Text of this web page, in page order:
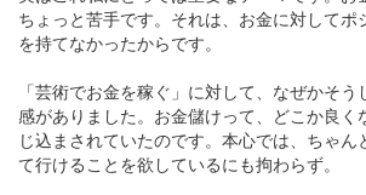
ちょっと苦手です。それは、お金に対してポ
を持てなかったからです。
「芸術でお金を稼ぐ」に対して、なぜかそ
感がありました。お金儲けって、どこか良く
じ込まされていたのです。本心では、ちゃん
て行けることを欲しているにも拘わらず。